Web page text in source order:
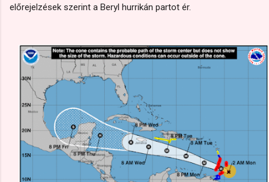
előrejelzések szerint a Beryl hurrikán partot ér.